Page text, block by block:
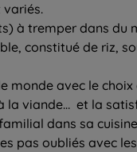
variés.
à tremper dans du
constitué de riz,
avec le choix
la viande… et la
dans sa
pas oubliés avec